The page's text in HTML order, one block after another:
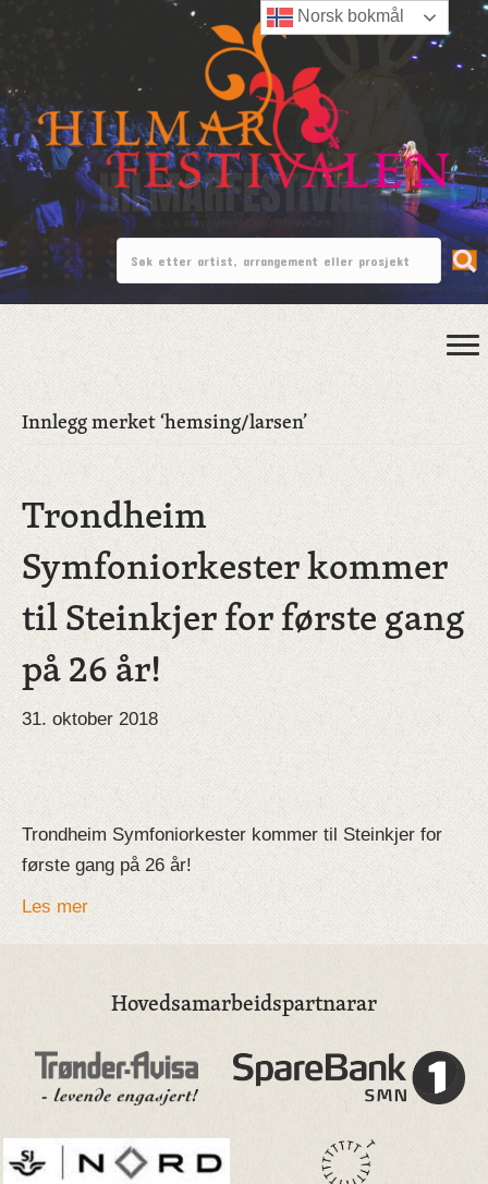
Innlegg merket ‘hemsing/larsen’
Trondheim
Symfoniorkester kommer
til Steinkjer for første gang
på 26 år!
31. oktober 2018
Trondheim Symfoniorkester kommer til Steinkjer for
første gang på 26 år!
Les mer
Hovedsamarbeidspartnarar
Norsk bokmål